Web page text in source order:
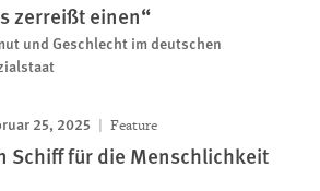
zerreißt einen“
und Geschlecht im deutschen
25, 2025 Feature
Schiff für die Menschlichkeit